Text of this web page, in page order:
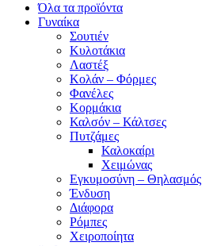
Όλα τα προϊόντα
Γυναίκα
Σουτιέν
Κυλοτάκια
Λαστέξ
Κολάν – Φόρμες
Φανέλες
Κορμάκια
Καλσόν – Κάλτσες
Πυτζάμες
Καλοκαίρι
Χειμώνας
Εγκυμοσύνη – Θηλασμός
Ένδυση
Διάφορα
Ρόμπες
Χειροποίητα